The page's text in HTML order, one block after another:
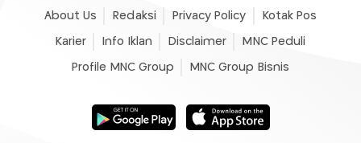
About Us Redaksi Privacy Policy Kotak Pos
Karier Info Iklan Disclaimer MNC Peduli
Profile MNC Group MNC Group Bisnis